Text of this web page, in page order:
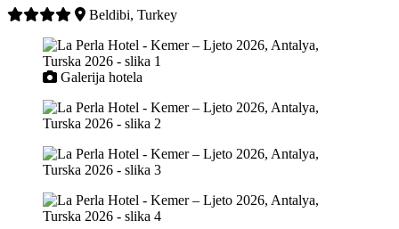
Beldibi, Turkey
Galerija hotela